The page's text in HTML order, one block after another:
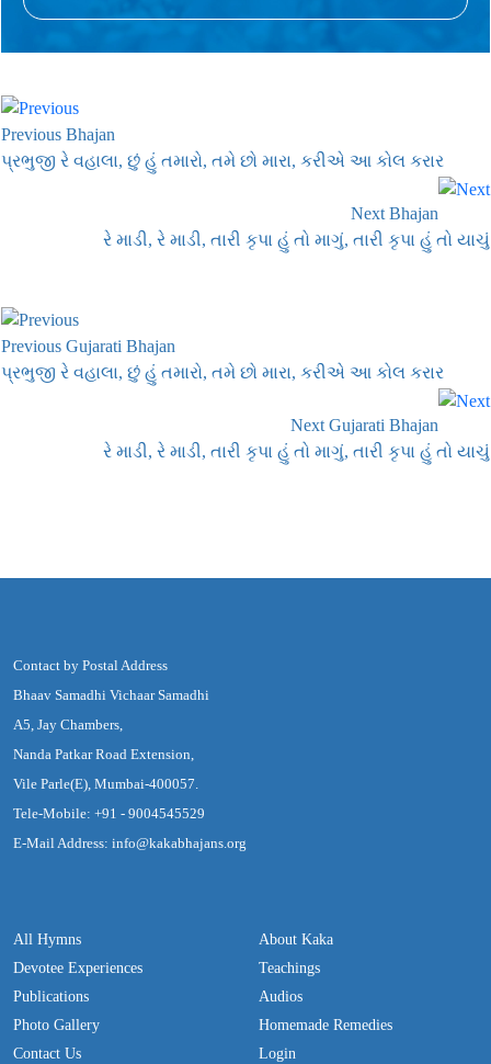
Previous Bhajan
પ્રભુજી રે વહાલા, છું હું તમારો, તમે છો મારા, કરીએ આ કોલ કરાર
Next Bhajan
રે માડી, રે માડી, તારી કૃપા હું તો માગું, તારી કૃપા હું તો યાચું
Previous Gujarati Bhajan
પ્રભુજી રે વહાલા, છું હું તમારો, તમે છો મારા, કરીએ આ કોલ કરાર
Next Gujarati Bhajan
રે માડી, રે માડી, તારી કૃપા હું તો માગું, તારી કૃપા હું તો યાચું
Contact by Postal Address
Bhaav Samadhi Vichaar Samadhi
A5, Jay Chambers,
Nanda Patkar Road Extension,
Vile Parle(E), Mumbai-400057.
Tele-Mobile: +91 - 9004545529
E-Mail Address: info@kakabhajans.org
All Hymns
Devotee Experiences
Publications
Photo Gallery
Contact Us
About Kaka
Teachings
Audios
Homemade Remedies
Login